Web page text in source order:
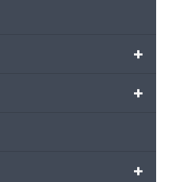
+
+
+